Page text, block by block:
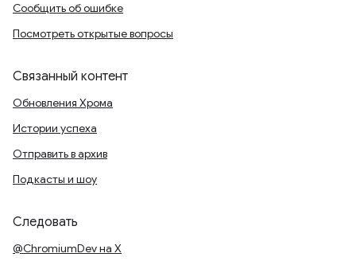
Сообщить об ошибке
Посмотреть открытые вопросы
Связанный контент
Обновления Хрома
Истории успеха
Отправить в архив
Подкасты и шоу
Следовать
@ChromiumDev на X